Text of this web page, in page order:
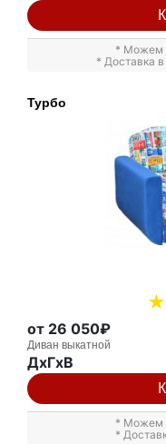
* Можем
* Доставка
Турбо
от 26 050₽
Диван выкатной
ДxГxВ
* Можем
*